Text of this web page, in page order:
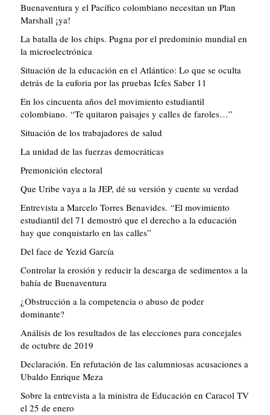
Buenaventura y el Pacífico colombiano necesitan un Plan
Marshall ¡ya!
La batalla de los chips. Pugna por el predominio mundial en
la microelectrónica
Situación de la educación en el Atlántico: Lo que se oculta
detrás de la euforia por las pruebas Icfes Saber 11
En los cincuenta años del movimiento estudiantil
colombiano. “Te quitaron paisajes y calles de faroles…”
Situación de los trabajadores de salud
La unidad de las fuerzas democráticas
Premonición electoral
Que Uribe vaya a la JEP, dé su versión y cuente su verdad
Entrevista a Marcelo Torres Benavides. “El movimiento
estudiantil del 71 demostró que el derecho a la educación
hay que conquistarlo en las calles”
Del face de Yezid García
Controlar la erosión y reducir la descarga de sedimentos a la
bahía de Buenaventura
¿Obstrucción a la competencia o abuso de poder
dominante?
Análisis de los resultados de las elecciones para concejales
de octubre de 2019
Declaración. En refutación de las calumniosas acusaciones a
Ubaldo Enrique Meza
Sobre la entrevista a la ministra de Educación en Caracol TV
el 25 de enero